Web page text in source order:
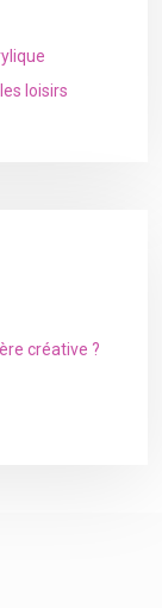
loisirs
créative ?